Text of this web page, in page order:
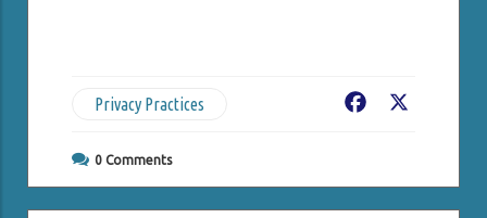
Privacy Practices Facebook
0 Comments